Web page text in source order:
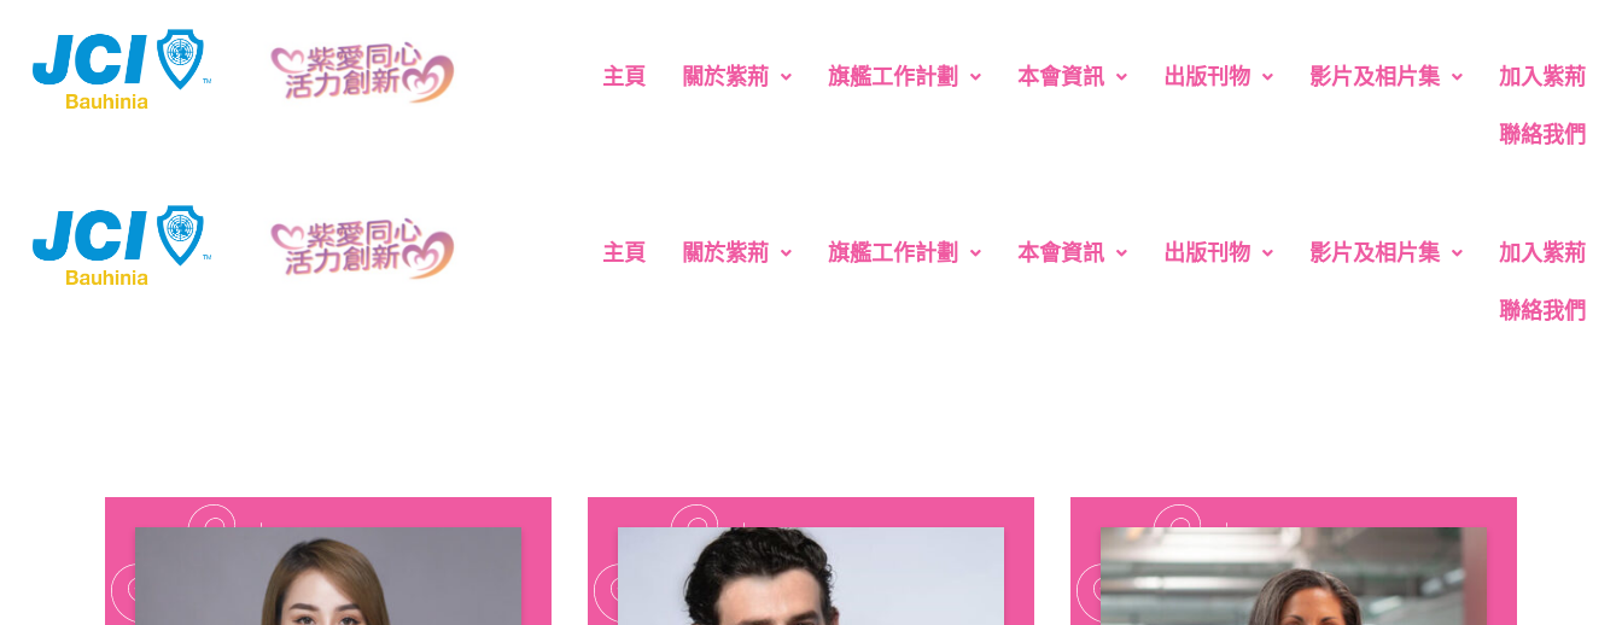
主頁 關於紫荊 旗艦工作計劃 本會資訊 出版刊物 影片及相片集 加入紫荊
聯絡我們
主頁 關於紫荊 旗艦工作計劃 本會資訊 出版刊物 影片及相片集 加入紫荊
聯絡我們